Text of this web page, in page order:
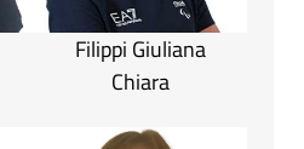
Filippi Giuliana
Chiara